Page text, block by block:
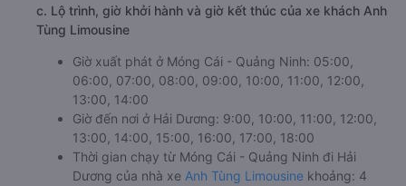
c. Lộ trình, giờ khởi hành và giờ kết thúc của xe khách Anh
Tùng Limousine
Giờ xuất phát ở Móng Cái - Quảng Ninh: 05:00,
06:00, 07:00, 08:00, 09:00, 10:00, 11:00, 12:00,
13:00, 14:00
Giờ đến nơi ở Hải Dương: 9:00, 10:00, 11:00, 12:00,
13:00, 14:00, 15:00, 16:00, 17:00, 18:00
Thời gian chạy từ Móng Cái - Quảng Ninh đi Hải
Dương của nhà xe Anh Tùng Limousine khoảng: 4